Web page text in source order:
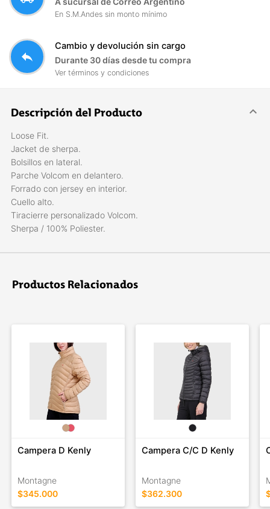
En S.M.Andes sin monto mínimo
reply
Cambio y devolución sin cargo
Durante 30 días desde tu compra
Ver términos y condiciones
Descripción del Producto
Loose Fit.
Jacket de sherpa.
Bolsillos en lateral.
Parche Volcom en delantero.
Forrado con jersey en interior.
Cuello alto.
Tiracierre personalizado Volcom.
Sherpa / 100% Poliester.
Productos Relacionados
Campera D Kenly
Montagne
$345.000
Campera C/C D Kenly
Montagne
$362.300